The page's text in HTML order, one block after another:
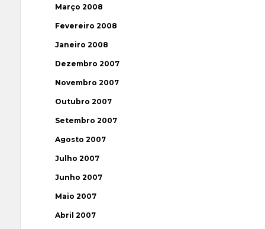
Março 2008
Fevereiro 2008
Janeiro 2008
Dezembro 2007
Novembro 2007
Outubro 2007
Setembro 2007
Agosto 2007
Julho 2007
Junho 2007
Maio 2007
Abril 2007